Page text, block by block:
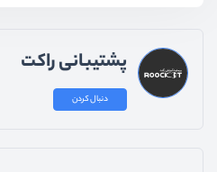
پشتیبانی راکت
دنبال کردن